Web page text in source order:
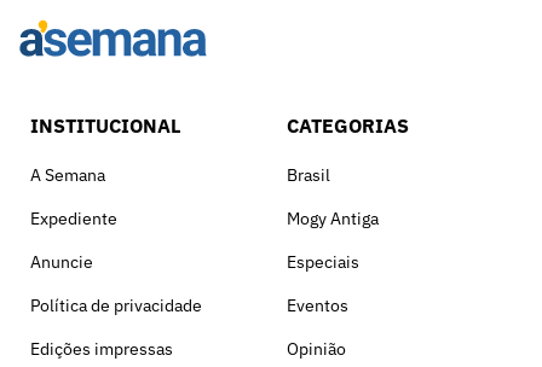
INSTITUCIONAL
A Semana
Expediente
Anuncie
Política de privacidade
Edições impressas
CATEGORIAS
Brasil
Mogy Antiga
Especiais
Eventos
Opinião